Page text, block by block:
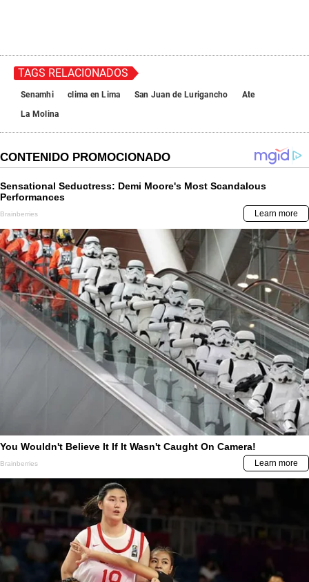
TAGS RELACIONADOS
Senamhi clima en Lima San Juan de Lurigancho
Ate
La Molina